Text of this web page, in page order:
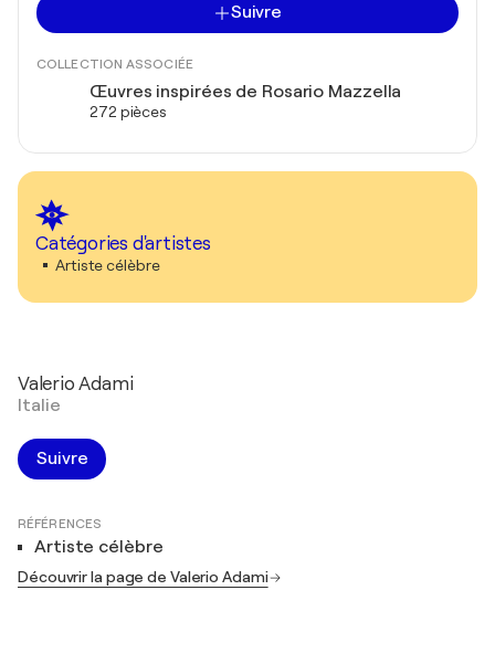
Suivre
COLLECTION ASSOCIÉE
Œuvres inspirées de Rosario Mazzella
272 pièces
Catégories d'artistes
Artiste célèbre
Valerio Adami
Italie
Suivre
RÉFÉRENCES
Artiste célèbre
Découvrir la page de Valerio Adami